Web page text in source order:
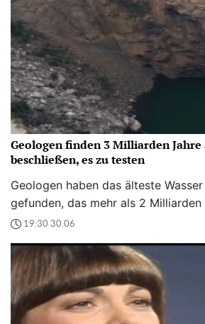
Geologen finden 3 Milliarden Jahre
beschließen, es zu testen
Geologen haben das älteste
gefunden, das mehr als 2
19:30 30.06